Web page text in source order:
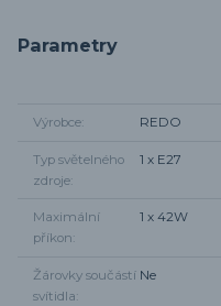
Parametry
Výrobce REDO
Typ světelného
zdroje
1 x E27
Maximální
příkon
1 x 42W
Žárovky součástí
svítidla
Ne